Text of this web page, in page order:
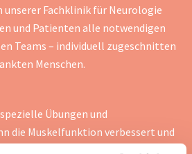
unserer Fachklinik für Neurologie
und Patienten alle notwendigen
Teams – individuell zugeschnitten
Menschen.
Übungen und
die Muskelfunktion verbessert und